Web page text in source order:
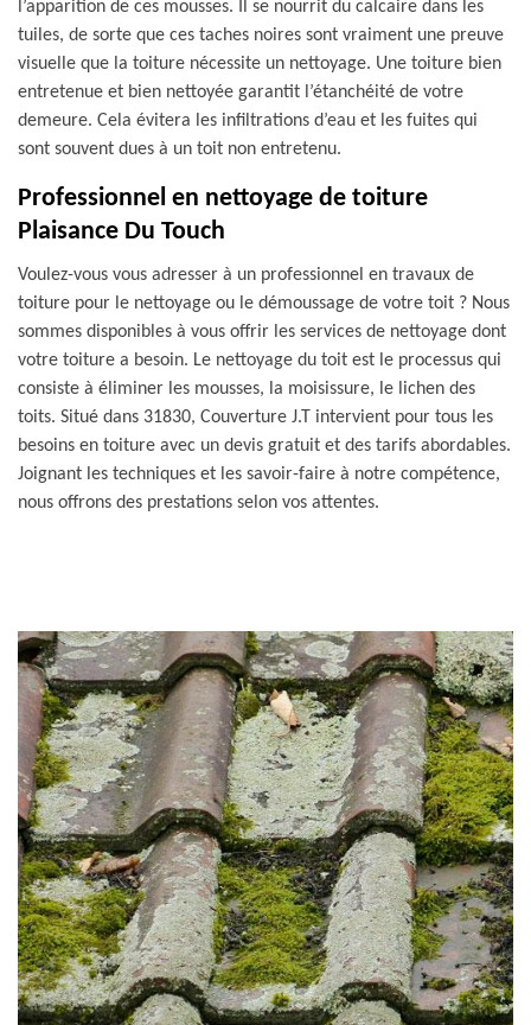
l’apparition de ces mousses. Il se nourrit du calcaire dans les
tuiles, de sorte que ces taches noires sont vraiment une preuve
visuelle que la toiture nécessite un nettoyage. Une toiture bien
entretenue et bien nettoyée garantit l’étanchéité de votre
demeure. Cela évitera les infiltrations d’eau et les fuites qui
sont souvent dues à un toit non entretenu.
Professionnel en nettoyage de toiture
Plaisance Du Touch
Voulez-vous vous adresser à un professionnel en travaux de
toiture pour le nettoyage ou le démoussage de votre toit ? Nous
sommes disponibles à vous offrir les services de nettoyage dont
votre toiture a besoin. Le nettoyage du toit est le processus qui
consiste à éliminer les mousses, la moisissure, le lichen des
toits. Situé dans 31830, Couverture J.T intervient pour tous les
besoins en toiture avec un devis gratuit et des tarifs abordables.
Joignant les techniques et les savoir-faire à notre compétence,
nous offrons des prestations selon vos attentes.